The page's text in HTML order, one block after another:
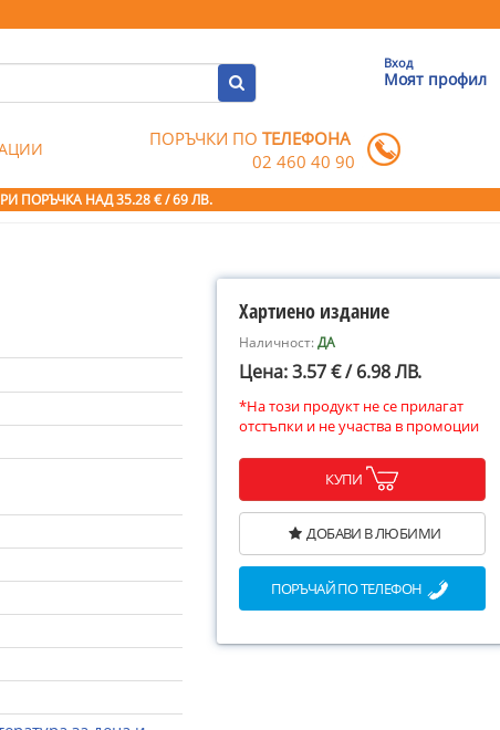
Вход
Моят профил
ПОРЪЧКИ ПОТЕЛЕФОНА
02 460 40 90
ПОРЪЧКА НАД 35.28 € / 69 ЛВ.
Хартиено издание
Наличност:ДА
Цена: 3.57 € / 6.98 ЛВ.
*На този продукт не се прилагат
отстъпки и не участва в промоции
КУПИ
ДОБАВИ В ЛЮБИМИ
ПОРЪЧАЙ ПО ТЕЛЕФОН